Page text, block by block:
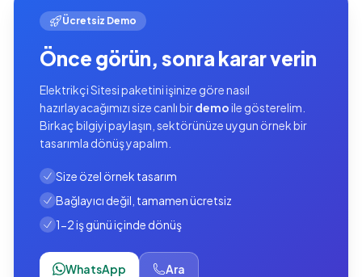
Ücretsiz Demo
Önce görün, sonra karar verin
Elektrikçi Sitesi paketini işinize göre nasıl
hazırlayacağımızı size canlı birdemoile gösterelim.
Birkaç bilgiyi paylaşın, sektörünüze uygun örnek bir
tasarımla dönüş yapalım.
Size özel örnek tasarım
Bağlayıcı değil, tamamen ücretsiz
1-2 iş günü içinde dönüş
WhatsApp Ara